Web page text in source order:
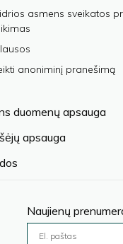
asmens sveikatos
anoniminį pranešimą
duomenų apsauga
apsauga
Naujienų